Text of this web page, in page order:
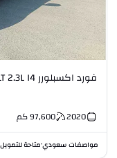
فورد اكسبلورر XLT 2.3L I4
2020
97,600كم
مواصفات سعودي•متاحة للتمويل